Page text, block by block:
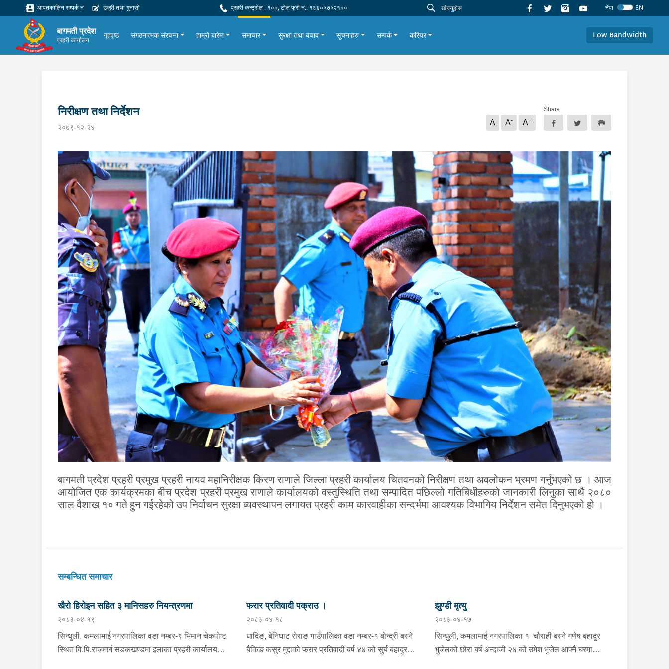
आपतकालिन सम्पर्क नं उजुरी तथा गुनासो प्रहरी कन्ट्रोल : १००, टोल फ्री नं.: १६६०५७५२१०० नेपा EN
बागमती प्रदेश
प्रहरी कार्यालय
गृहपृष्ठ संगठनात्मक संरचना हाम्रो बारेमा समाचार सुरक्षा तथा बचाव सूचनाहरु सम्पर्क करियर Low Bandwidth
निरीक्षण तथा निर्देशन
२०७९-१२-२४
A A- A+
Share
बागमती प्रदेश प्रहरी प्रमुख प्रहरी नायव महानिरीक्षक किरण राणाले जिल्ला प्रहरी कार्यालय चितवनको निरीक्षण तथा अवलोकन भ्रमण गर्नुभएको छ । आज
आयोजित एक कार्यक्रमका बीच प्रदेश प्रहरी प्रमुख राणाले कार्यालयको वस्तुस्थिति तथा सम्पादित पछिल्लो गतिबिधीहरुको जानकारी लिनुका साथै २०८०
साल वैशाख १० गते हुन गईरहेको उप निर्वाचन सुरक्षा व्यवस्थापन लगायत प्रहरी काम कारवाहीका सन्दर्भमा आवश्यक विभागिय निर्देशन समेत दिनुभएको हो ।
सम्बन्धित समाचार
खैरो हिरोइन सहित ३ मानिसहरु नियन्त्रणमा
२०८३-०४-१९
सिन्धुली, कमलामाई नगरपालिका वडा नम्बर-९ भिमान चेकपोष्ट
स्थित वि.पि.राजमार्ग सडकखण्डमा इलाका प्रहरी कार्यालय
फरार प्रतिवादी पक्राउ ।
२०८३-०४-१८
धादिङ, बेनिघाट रोराङ गाउँपालिका वडा नम्बर-१ बोन्द्री बस्ने
बैंकिङ कसुर मुद्दाको फरार प्रतिवादी बर्ष ४४ को सुर्य बहादुर
झुण्डी मृत्यु
२०८३-०४-१७
सिन्धुली, कमलामाई नगरपालिका १ चौराही बस्ने गणेष बहादुर
भुजेलको छोरा बर्ष अन्दाजी २४ को उमेश भुजेल आफ्नै घरमा